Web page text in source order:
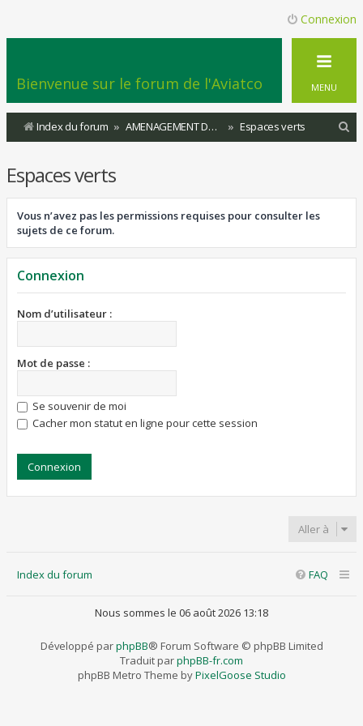
Connexion
Bienvenue sur le forum de l'Aviatco MENU
Index du forum AMENAGEMENT DU TERRITOIRE Espaces verts
c
Espaces verts
Vous n’avez pas les permissions requises pour consulter les
sujets de ce forum.
Connexion
Nom d’utilisateur :
Mot de passe :
Se souvenir de moi
Cacher mon statut en ligne pour cette session
Aller à
Index du forum FAQ
Nous sommes le 06 août 2026 13:18
Développé parphpBB® Forum Software © phpBB Limited
Traduit parphpBB-fr.com
phpBB Metro Theme byPixelGoose Studio